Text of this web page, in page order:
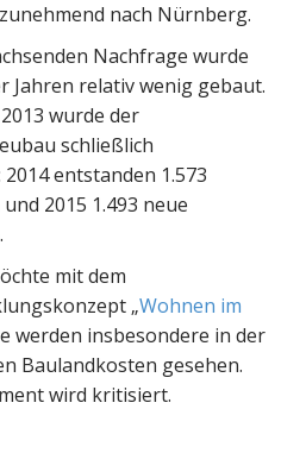
nach Nürnberg.
Nachfrage wurde
Jahren relativ wenig gebaut.
wurde der
schließlich
entstanden 1.573
2015 1.493 neue
mit dem
„Wohnen im
werden insbesondere in der
Baulandkosten gesehen.
wird kritisiert.